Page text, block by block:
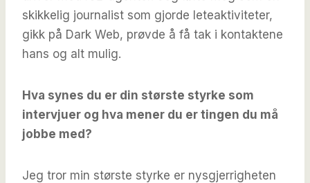
skikkelig journalist som gjorde leteaktiviteter,
gikk på Dark Web, prøvde å få tak i kontaktene
hans og alt mulig.
Hva synes du er din største styrke som
intervjuer og hva mener du er tingen du må
jobbe med?
Jeg tror min største styrke er nysgjerrigheten